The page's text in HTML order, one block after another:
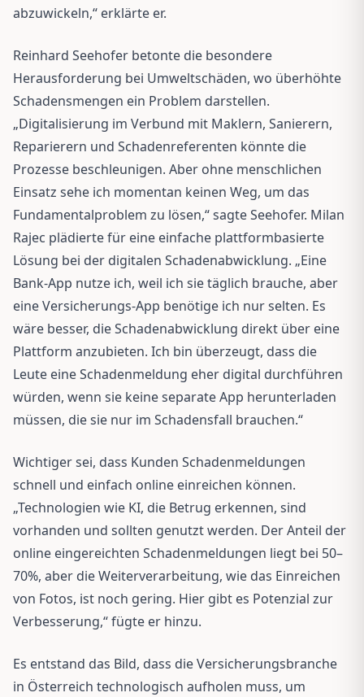
abzuwickeln,“ erklärte er.
Reinhard Seehofer betonte die besondere
Herausforderung bei Umweltschäden, wo überhöhte
Schadensmengen ein Problem darstellen.
„Digitalisierung im Verbund mit Maklern, Sanierern,
Reparierern und Schadenreferenten könnte die
Prozesse beschleunigen. Aber ohne menschlichen
Einsatz sehe ich momentan keinen Weg, um das
Fundamentalproblem zu lösen,“ sagte Seehofer. Milan
Rajec plädierte für eine einfache plattformbasierte
Lösung bei der digitalen Schadenabwicklung. „Eine
Bank-App nutze ich, weil ich sie täglich brauche, aber
eine Versicherungs-App benötige ich nur selten. Es
wäre besser, die Schadenabwicklung direkt über eine
Plattform anzubieten. Ich bin überzeugt, dass die
Leute eine Schadenmeldung eher digital durchführen
würden, wenn sie keine separate App herunterladen
müssen, die sie nur im Schadensfall brauchen.“
Wichtiger sei, dass Kunden Schadenmeldungen
schnell und einfach online einreichen können.
„Technologien wie KI, die Betrug erkennen, sind
vorhanden und sollten genutzt werden. Der Anteil der
online eingereichten Schadenmeldungen liegt bei 50–
70%, aber die Weiterverarbeitung, wie das Einreichen
von Fotos, ist noch gering. Hier gibt es Potenzial zur
Verbesserung,“ fügte er hinzu.
Es entstand das Bild, dass die Versicherungsbranche
in Österreich technologisch aufholen muss, um